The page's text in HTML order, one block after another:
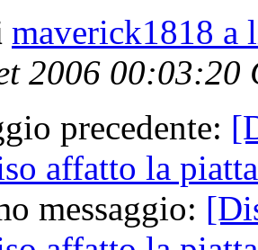
maverick1818 a
2006 00:03:20
precedente:
affatto la
messaggio: